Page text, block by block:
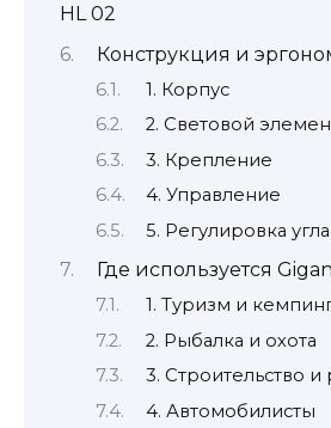
HL 02
Конструкция и
1. Корпус
2. Световой
3. Крепление
4. Управление
5. Регулировка
Где используется
1. Туризм и
2. Рыбалка и охота
3. Строительство
4. Автомобилисты